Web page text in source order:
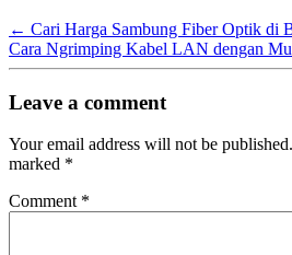
← Cari Harga Sambung Fiber Optik di
Cara Ngrimping Kabel LAN dengan
Leave a comment
Your email address will not be published.
marked *
Comment *